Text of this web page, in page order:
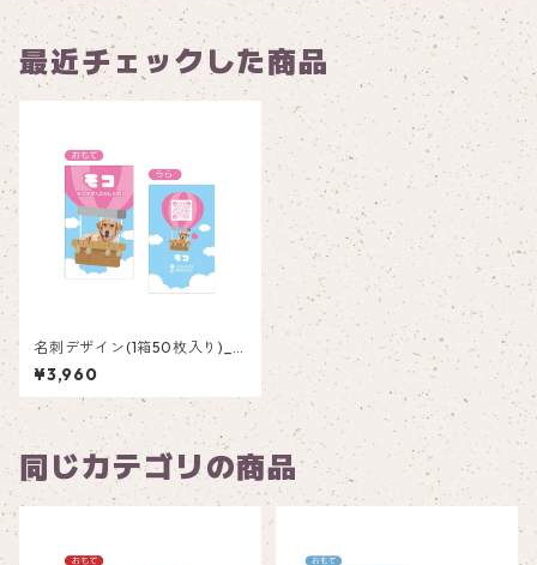
最近チェックした商品
名刺デザイン(1箱50枚入り)_
気球_KKP001
¥3,960
同じカテゴリの商品